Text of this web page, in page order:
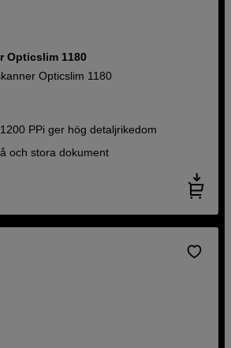
Opticslim 1180
Opticslim 1180
PPi ger hög detaljrikedom
och stora dokument